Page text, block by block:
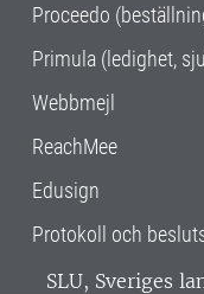
Proceedo
Primula (ledighet,
Webbmejl
ReachMee
Edusign
Protokoll och
SLU, Sveriges